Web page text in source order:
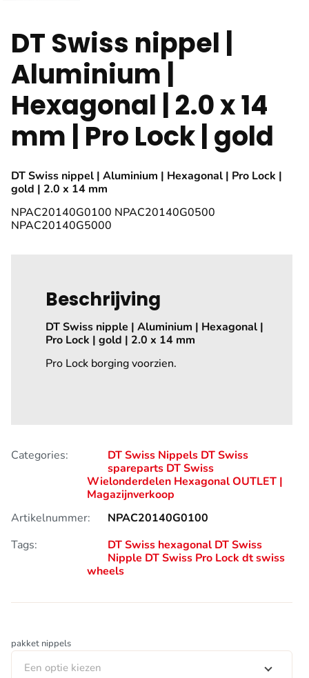
DT Swiss nippel |
Aluminium |
Hexagonal | 2.0 x 14
mm | Pro Lock | gold
DT Swiss nippel | Aluminium | Hexagonal | Pro Lock |
gold | 2.0 x 14 mm
NPAC20140G0100 NPAC20140G0500
NPAC20140G5000
Beschrijving
DT Swiss nipple | Aluminium | Hexagonal |
Pro Lock | gold | 2.0 x 14 mm
Pro Lock borging voorzien.
Categories: DT Swiss Nippels DT Swiss
spareparts DT Swiss
Wielonderdelen Hexagonal OUTLET |
Magazijnverkoop
Artikelnummer:
NPAC20140G0100
Tags:
DT Swiss hexagonal DT Swiss
Nipple DT Swiss Pro Lock dt swiss
wheels
pakket nippels
Een optie kiezen